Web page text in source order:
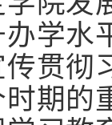
学水
贯彻
期的